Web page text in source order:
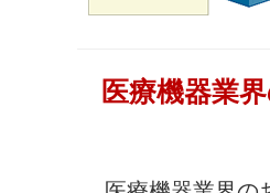
医療機器業